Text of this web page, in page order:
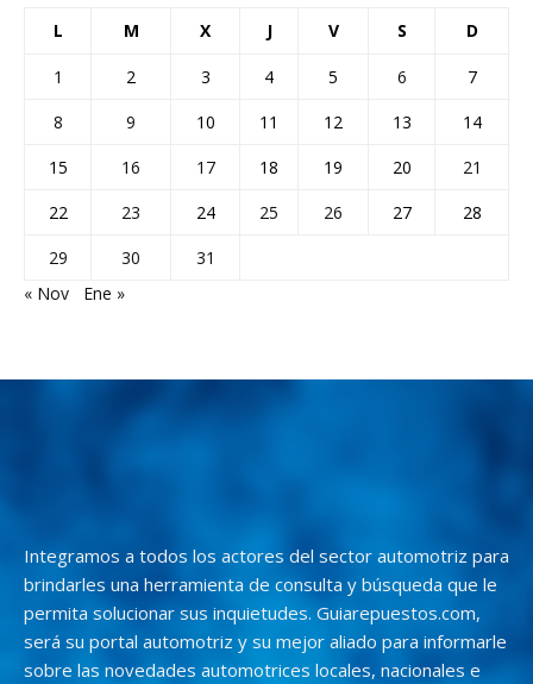
L M X J V S D
1 2 3 4 5 6
7
8
9 10 11 12 13
14
15
16 17 18 19 20
21
22
23 24 25 26 27
28
29
30
31
« Nov
Ene »
Integramos a todos los actores del sector automotriz para
brindarles una herramienta de consulta y búsqueda que le
permita solucionar sus inquietudes. Guiarepuestos.com,
será su portal automotriz y su mejor aliado para informarle
sobre las novedades automotrices locales, nacionales e